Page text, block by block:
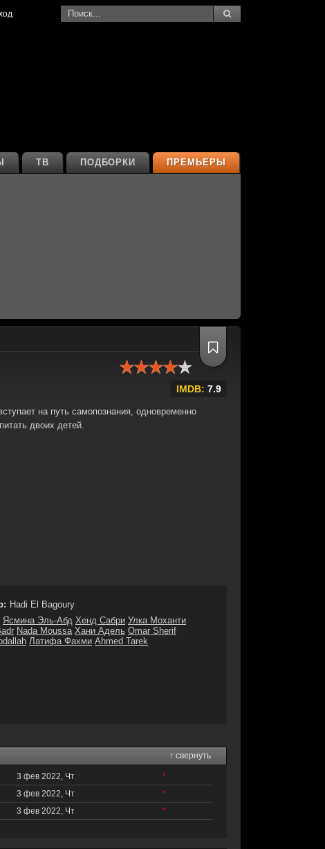
ПРЕМЬЕРЫ
ПОДБОРКИ
ТВ
IMDB: 7.9
на путь самопознания, одновременно
двоих детей.
Hadi El Bagoury
Ясмина Эль-Абд Хенд Сабри Улка Моханти
Nada Moussa Хани Адель Omar Sherif
Латифа Фахми Ahmed Tarek
↑ свернуть
3 фев 2022, Чт
*
3 фев 2022, Чт
*
3 фев 2022, Чт
*